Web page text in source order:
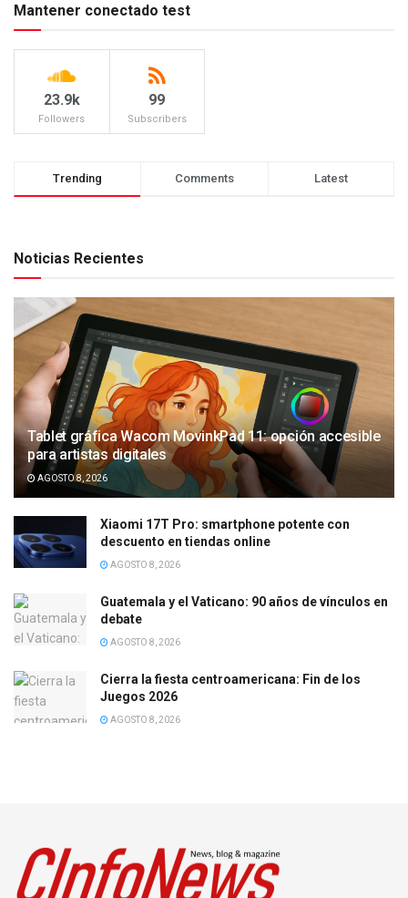
Mantener conectado test
23.9k
Followers
99
Subscribers
Trending Comments Latest
Noticias Recientes
Tablet gráfica Wacom MovinkPad 11: opción accesible
para artistas digitales
AGOSTO 8, 2026
Xiaomi 17T Pro: smartphone potente con
descuento en tiendas online
AGOSTO 8, 2026
Guatemala y el Vaticano: 90 años de vínculos en
debate
AGOSTO 8, 2026
Cierra la fiesta centroamericana: Fin de los
Juegos 2026
AGOSTO 8, 2026